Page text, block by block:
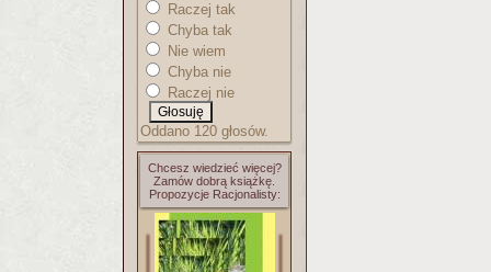
Raczej tak
Chyba tak
Nie wiem
Chyba nie
Raczej nie
Oddano 120 głosów.
Chcesz wiedzieć więcej?
Zamów dobrą książkę.
Propozycje Racjonalisty: